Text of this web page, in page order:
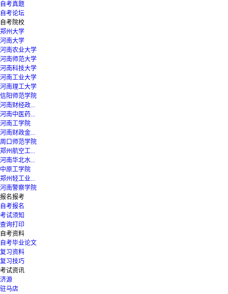
自考真题
自考论坛
自考院校
郑州大学
河南大学
河南农业大学
河南师范大学
河南科技大学
河南工业大学
河南理工大学
信阳师范学院
河南财经政...
河南中医药...
河南工学院
河南财政金...
周口师范学院
郑州航空工...
河南华北水...
中原工学院
郑州轻工业...
河南警察学院
报名报考
自考报名
考试须知
查询打印
自考资料
自考毕业论文
复习资料
复习技巧
考试资讯
济源
驻马店